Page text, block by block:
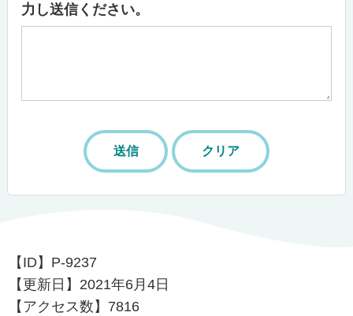
力し送信ください。
【ID】 P-9237
【更新日】 2021年6月4日
【アクセス数】 7816